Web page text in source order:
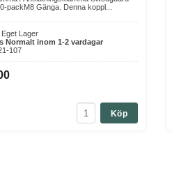
packM8 Gänga. Denna koppl...
Lager
Normalt inom 1-2 vardagar
107
Köp